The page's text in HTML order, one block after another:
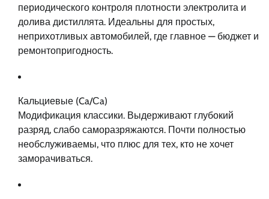
периодического контроля плотности электролита и
долива дистиллята. Идеальны для простых,
неприхотливых автомобилей, где главное — бюджет и
ремонтопригодность.
Кальциевые (Ca/Сa)
Модификация классики. Выдерживают глубокий
разряд, слабо саморазряжаются. Почти полностью
необслуживаемы, что плюс для тех, кто не хочет
заморачиваться.